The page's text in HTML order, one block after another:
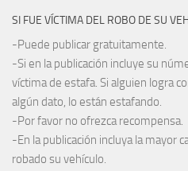
SI FUE VÍCTIMA DEL ROBO DE SU
-Puede publicar gratuitamente.
-Si en la publicación incluye su
víctima de estafa. Si alguien logra
algún dato, lo están estafando.
-Por favor no ofrezca recompensa.
-En la publicación incluya la mayor
robado su vehículo.